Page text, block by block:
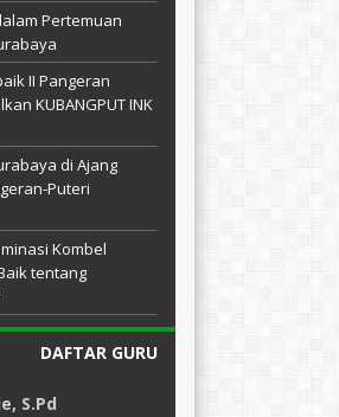
Pertemuan
II Pangeran
KUBANGPUT INK
di Ajang
Puteri
Kombel
tentang
DAFTAR GURU
S.Pd